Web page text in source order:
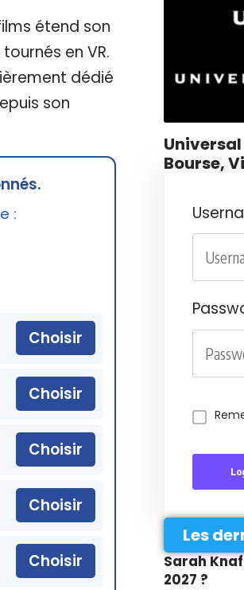
étend son
en VR.
dédié
son
:
Choisir
Choisir
Choisir
Choisir
Choisir
Universal
Bourse,
Les
Sarah
2027 ?